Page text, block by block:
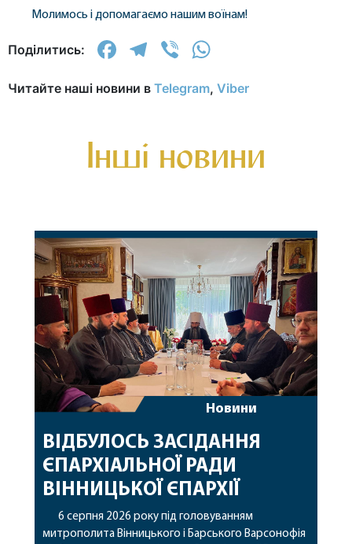
Молимось і допомагаємо нашим воїнам!
Поділитись: Facebook
Telegram
Viber
Читайте наші новини в Telegram, Viber
Інші новини
Новини
ВІДБУЛОСЬ ЗАСІДАННЯ
ЄПАРХІАЛЬНОЇ РАДИ
ВІННИЦЬКОЇ ЄПАРХІЇ
6 серпня 2026 року під головуванням
митрополита Вінницького і Барського Варсонофія